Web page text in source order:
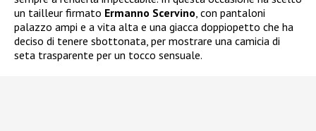
un tailleur firmato Ermanno Scervino, con pantaloni
palazzo ampi e a vita alta e una giacca doppiopetto che ha
deciso di tenere sbottonata, per mostrare una camicia di
seta trasparente per un tocco sensuale.